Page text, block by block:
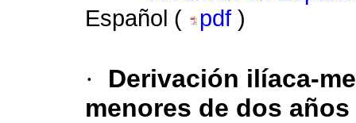
Español (
pdf )
·
Derivación ilíaca-
menores de dos